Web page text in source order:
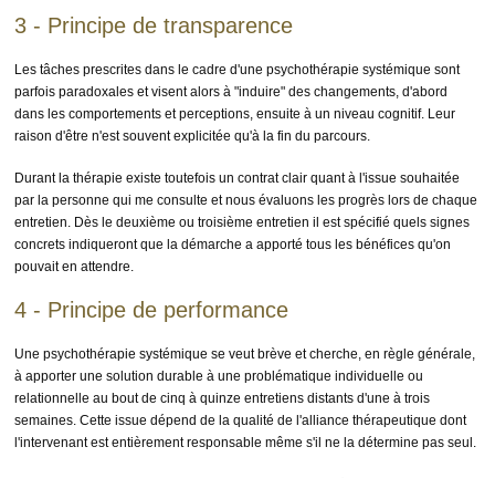
3 - Principe de transparence
Les tâches prescrites dans le cadre d'une psychothérapie systémique sont
parfois paradoxales et visent alors à "induire" des changements, d'abord
dans les comportements et perceptions, ensuite à un niveau cognitif. Leur
raison d'être n'est souvent explicitée qu'à la fin du parcours.
Durant la thérapie existe toutefois un contrat clair quant à l'issue souhaitée
par la personne qui me consulte et nous évaluons les progrès lors de chaque
entretien. Dès le deuxième ou troisième entretien il est spécifié quels signes
concrets indiqueront que la démarche a apporté tous les bénéfices qu'on
pouvait en attendre.
4 - Principe de performance
Une psychothérapie systémique se veut brève et cherche, en règle générale,
à apporter une solution durable à une problématique individuelle ou
relationnelle au bout de cinq à quinze entretiens distants d'une à trois
semaines. Cette issue dépend de la qualité de l'alliance thérapeutique dont
l'intervenant est entièrement responsable même s'il ne la détermine pas seul.